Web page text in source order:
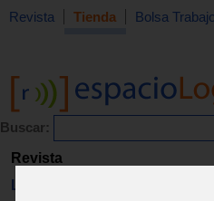
Revista Tienda Bolsa
Buscar:
Revista
Libros